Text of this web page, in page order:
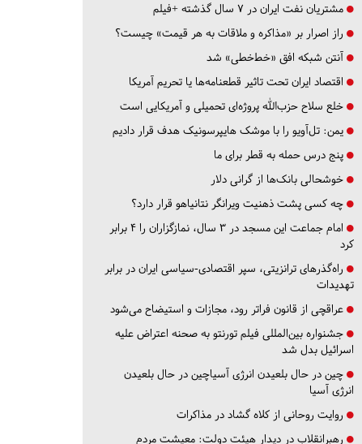
مشتریان نفت ایران در ۷ سال گذشته +فیلم
راز اصرار بر «مذاکره و ملاقات به هر قیمت» چیست؟
آنتن شبکه افق «خط‌خطی» شد
اقتصاد ایران تحت تاثیر قطعنامه‌ها یا تحریم‌ آمریکا
خلع سلاح حزب‌الله پروژه‌ای تحمیلی و آمریکایی است
یمن: تل‌آویو را با موشک هایپرسونیک هدف قرار دادیم
پنج درس‌ حمله به قطر برای ما
خوشحالی بانک‌ها از گرانی دلار
چه کسی پشت ذهنیت ویرانگر نتانیاهو قرار دارد؟
امام جماعت این مسجد در ۳ سال، نمازگزاران را ۴ برابر
کرد
راه‌گذرهای ترانزیتی، سپر اقتصادی-سیاسی ایران در برابر
تهدیدات
عراقچی از قانون فراتر رود، مجازات و استیضاح می‌شود
جشنواره بین‌المللی فیلم تورنتو به صحنه اعتراض علیه
اسرائیل بدل شد
چین در حال بلعیدن انرژی آسیاچین در حال بلعیدن
انرژی آسیا
روایت روحانی از کلاه گشاد در مذاکرات
رهبرانقلاب در دیدار هیئت دولت: معیشت مردم